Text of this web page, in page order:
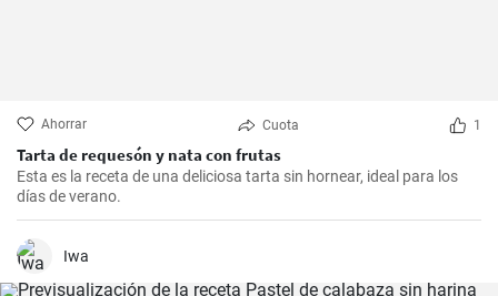
Ahorrar Cuota 1
Tarta de requesón y nata con frutas
Esta es la receta de una deliciosa tarta sin hornear, ideal para los
días de verano.
Iwa